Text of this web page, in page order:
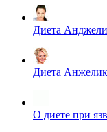
Диета
Диета
О диете при